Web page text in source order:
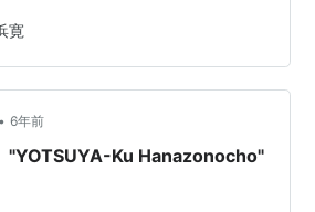
つつも、なんとなく購入してしまっ
まして、いやもうね、ホントにしん
まずざっくりとあらすじをば書いて
年（慶応２年）の出島から物語は
は長崎に築造された人工の島で独特
１６３６年徳川幕府の命に…
寛
• 6年前
"YOTSUYA-Ku Hanazonocho"